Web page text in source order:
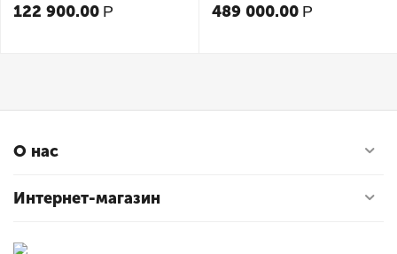
122 900.00 Р 489 000.00 Р
О нас
Интернет-магазин